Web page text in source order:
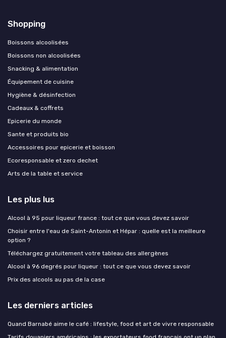
Shopping
Boissons alcoolisées
Boissons non alcoolisées
Snacking & alimentation
Équipement de cuisine
Hygiène & désinfection
Cadeaux & coffrets
Epicerie du monde
Sante et produits bio
Accessoires pour epicerie et boisson
Ecoresponsable et zero dechet
Arts de la table et service
Les plus lus
Alcool à 95 pour liqueur france : tout ce que vous devez savoir
Choisir entre l'eau de Saint-Antonin et Hépar : quelle est la meilleure
option ?
Téléchargez gratuitement votre tableau des allergènes
Alcool à 96 degrés pour liqueur : tout ce que vous devez savoir
Prix des alcools au pas de la case
Les derniers articles
Quand Barnabé aime le café : lifestyle, food et art de vivre responsable